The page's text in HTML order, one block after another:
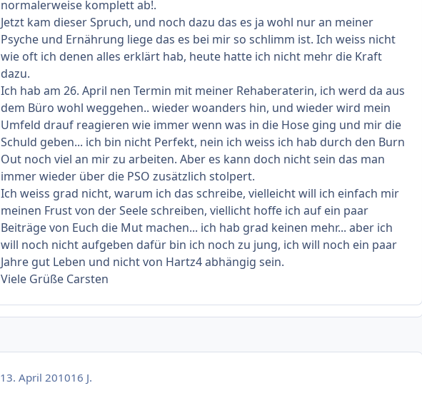
normalerweise komplett ab!.
Jetzt kam dieser Spruch, und noch dazu das es ja wohl nur an meiner
Psyche und Ernährung liege das es bei mir so schlimm ist. Ich weiss nicht
wie oft ich denen alles erklärt hab, heute hatte ich nicht mehr die Kraft
dazu.
Ich hab am 26. April nen Termin mit meiner Rehaberaterin, ich werd da aus
dem Büro wohl weggehen.. wieder woanders hin, und wieder wird mein
Umfeld drauf reagieren wie immer wenn was in die Hose ging und mir die
Schuld geben... ich bin nicht Perfekt, nein ich weiss ich hab durch den Burn
Out noch viel an mir zu arbeiten. Aber es kann doch nicht sein das man
immer wieder über die PSO zusätzlich stolpert.
Ich weiss grad nicht, warum ich das schreibe, vielleicht will ich einfach mir
meinen Frust von der Seele schreiben, viellicht hoffe ich auf ein paar
Beiträge von Euch die Mut machen... ich hab grad keinen mehr... aber ich
will noch nicht aufgeben dafür bin ich noch zu jung, ich will noch ein paar
Jahre gut Leben und nicht von Hartz4 abhängig sein.
Viele Grüße Carsten
13. April 201016 J.